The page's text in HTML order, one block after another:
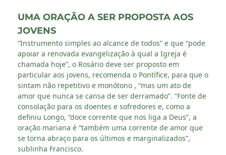
UMA ORAÇÃO A SER PROPOSTA AOS
JOVENS
“Instrumento simples ao alcance de todos” e que “pode
apoiar a renovada evangelização à qual a Igreja é
chamada hoje”, o Rosário deve ser proposto em
particular aos jovens, recomenda o Pontífice, para que o
sintam não repetitivo e monótono , “mas um ato de
amor que nunca se cansa de ser derramado”. “Fonte de
consolação para os doentes e sofredores e, como a
definiu Longo, “doce corrente que nos liga a Deus”, a
oração mariana é “também uma corrente de amor que
se torna abraço para os últimos e marginalizados”,
sublinha Francisco.